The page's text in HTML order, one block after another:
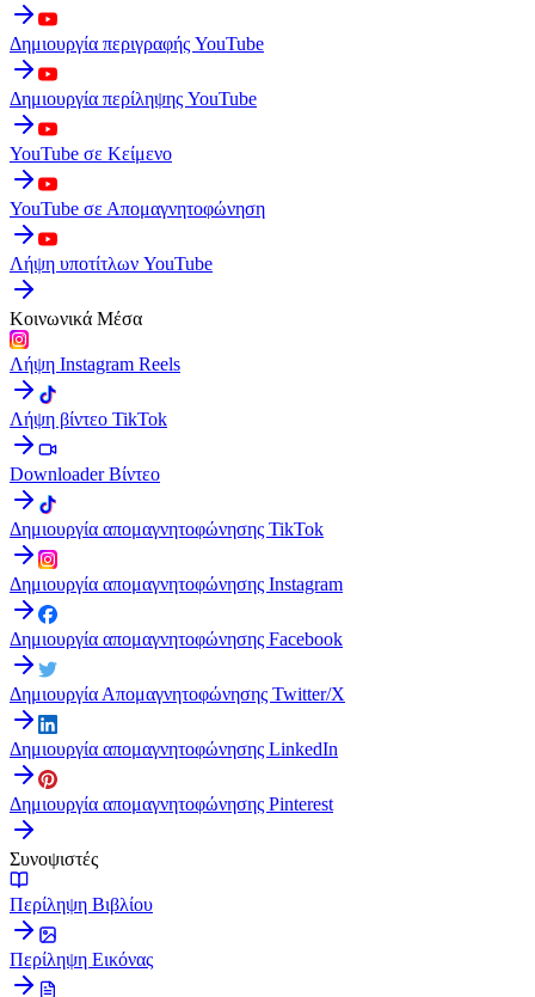
Δημιουργία περιγραφής YouTube
Δημιουργία περίληψης YouTube
YouTube σε Κείμενο
YouTube σε Απομαγνητοφώνηση
Λήψη υποτίτλων YouTube
Κοινωνικά Μέσα
Λήψη Instagram Reels
Λήψη βίντεο TikTok
Downloader Βίντεο
Δημιουργία απομαγνητοφώνησης TikTok
Δημιουργία απομαγνητοφώνησης Instagram
Δημιουργία απομαγνητοφώνησης Facebook
Δημιουργία Απομαγνητοφώνησης Twitter/X
Δημιουργία απομαγνητοφώνησης LinkedIn
Δημιουργία απομαγνητοφώνησης Pinterest
Συνοψιστές
Περίληψη Βιβλίου
Περίληψη Εικόνας